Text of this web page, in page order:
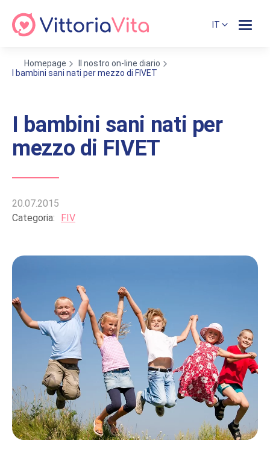
IT
Homepage
Il nostro on-line diario
I bambini sani nati per mezzo di FIVET
I bambini sani nati per
mezzo di FIVET
20.07.2015
Categoria:
FIV